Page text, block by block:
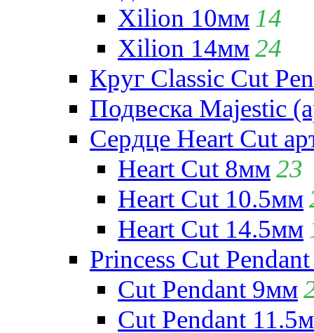
Xilion 10мм 14
Xilion 14мм24
Круг Classic Cut
Подвеска Majestic
Сердце Heart Cut
Heart Cut 8мм23
Heart Cut 10.5мм
Heart Cut 14.5мм
Princess Cut
Cut Pendant 9мм
Cut Pendant